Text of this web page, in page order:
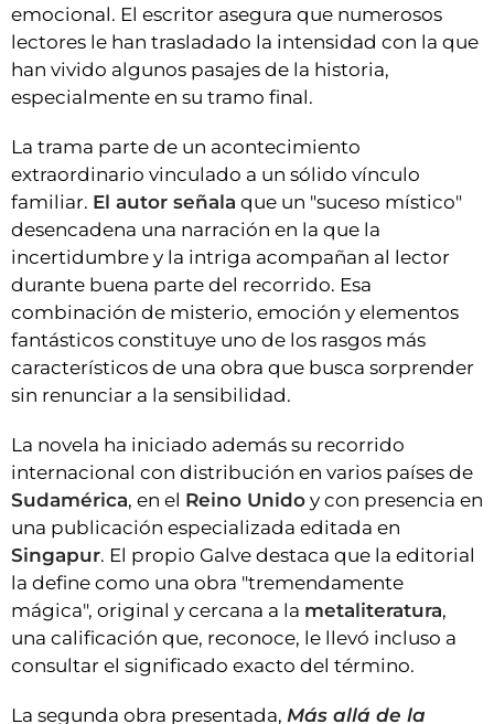
emocional. El escritor asegura que numerosos
lectores le han trasladado la intensidad con la que
han vivido algunos pasajes de la historia,
especialmente en su tramo final.
La trama parte de un acontecimiento
extraordinario vinculado a un sólido vínculo
familiar. El autor señala que un "suceso místico"
desencadena una narración en la que la
incertidumbre y la intriga acompañan al lector
durante buena parte del recorrido. Esa
combinación de misterio, emoción y elementos
fantásticos constituye uno de los rasgos más
característicos de una obra que busca sorprender
sin renunciar a la sensibilidad.
La novela ha iniciado además su recorrido
internacional con distribución en varios países de
Sudamérica, en el Reino Unido y con presencia en
una publicación especializada editada en
Singapur. El propio Galve destaca que la editorial
la define como una obra "tremendamente
mágica", original y cercana a la metaliteratura,
una calificación que, reconoce, le llevó incluso a
consultar el significado exacto del término.
La segunda obra presentada, Más allá de la